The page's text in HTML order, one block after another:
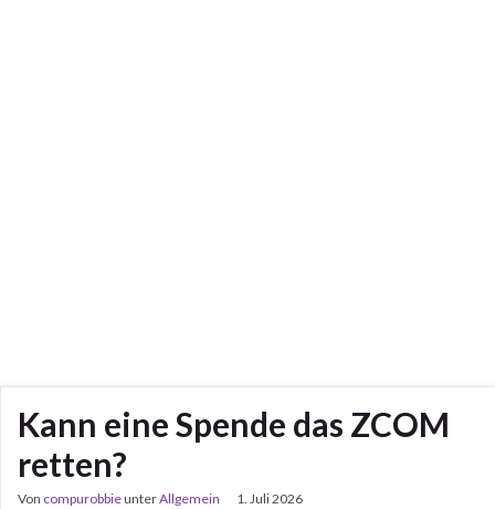
Kann eine Spende das ZCOM
retten?
Von compurobbieunterAllgemein 1. Juli 2026